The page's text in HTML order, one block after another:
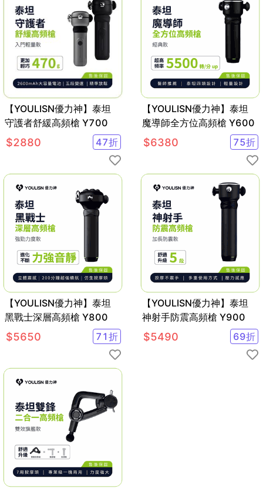
【YOULISN優力神】泰坦
守護者舒緩高頻槍 Y700
$2880 47折
【YOULISN優力神】泰坦
魔導師全方位高頻槍 Y600
$6380 75折
【YOULISN優力神】泰坦
黑戰士深層高頻槍 Y800
$5650 71 折
【YOULISN優力神】泰坦
神射手防震高頻槍 Y900
$5490 69折